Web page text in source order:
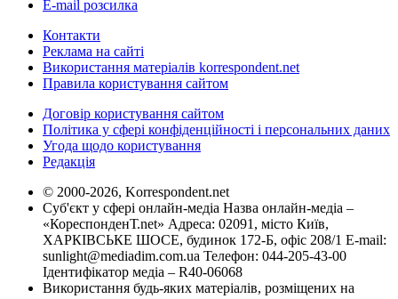
E-mail розсилка
Контакти
Реклама на сайті
Використання матеріалів korrespondent.net
Правила користування сайтом
Договір користування сайтом
Політика у сфері конфіденційності і персональних даних
Угода щодо користування
Редакція
© 2000-2026, Korrespondent.net
Суб'єкт у сфері онлайн-медіа Назва онлайн-медіа –
«КореспонденТ.net» Адреса: 02091, місто Київ,
ХАРКІВСЬКЕ ШОСЕ, будинок 172-Б, офіс 208/1 E-mail:
sunlight@mediadim.com.ua Телефон: 044-205-43-00
Ідентифікатор медіа – R40-06068
Використання будь-яких матеріалів, розміщених на